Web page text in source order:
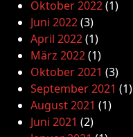
Oktober 2022(1)
Juni 2022(3)
April 2022(1)
März 2022(1)
Oktober 2021 (3)
September 2021 (1)
August 2021 (1)
Juni 2021 (2)